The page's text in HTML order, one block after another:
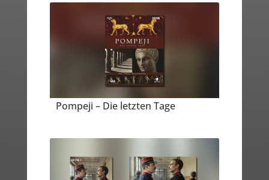
Pompeji – Die letzten Tage